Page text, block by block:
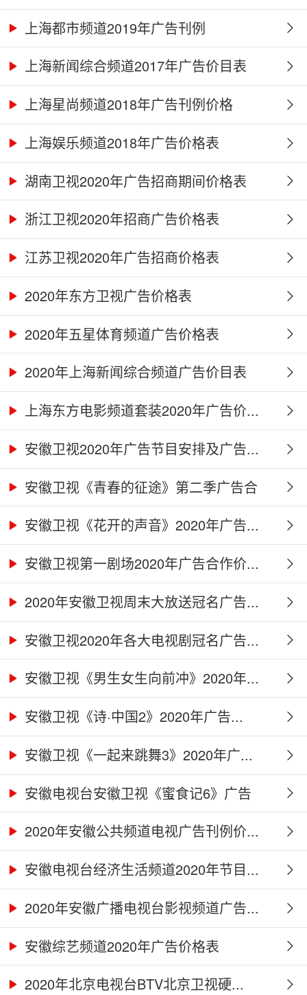
上海都市频道2019年广告刊例
上海新闻综合频道2017年广告价目表
上海星尚频道2018年广告刊例价格
上海娱乐频道2018年广告价格表
湖南卫视2020年广告招商期间价格表
浙江卫视2020年招商广告价格表
江苏卫视2020年广告招商价格表
2020年东方卫视广告价格表
2020年五星体育频道广告价格表
2020年上海新闻综合频道广告价目表
上海东方电影频道套装2020年广告价...
安徽卫视2020年广告节目安排及广告...
安徽卫视《青春的征途》第二季广告合
作...安徽卫视《花开的声音》2020年广告...
安徽卫视第一剧场2020年广告合作价...
2020年安徽卫视周末大放送冠名广告...
安徽卫视2020年各大电视剧冠名广告...
安徽卫视《男生女生向前冲》2020年...
安徽卫视《诗·中国2》2020年广告...
安徽卫视《一起来跳舞3》2020年广...
安徽电视台安徽卫视《蜜食记6》广告
合...2020年安徽公共频道电视广告刊例价...
安徽电视台经济生活频道2020年节目...
2020年安徽广播电视台影视频道广告...
安徽综艺频道2020年广告价格表
2020年北京电视台BTV北京卫视硬...